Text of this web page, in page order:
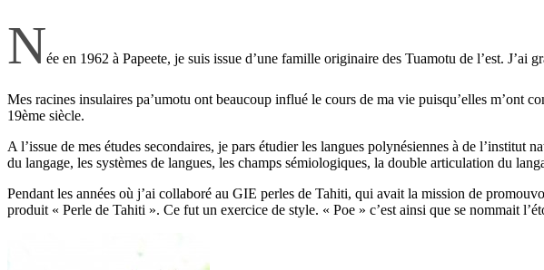
Née en 1962 à Papeete, je suis issue d’une famille originaire des Tuamotu de l’est. J’ai
Mes racines insulaires pa’umotu ont beaucoup influé le cours de ma vie puisqu’elles m’ont
19ème siècle.
A l’issue de mes études secondaires, je pars étudier les langues polynésiennes à de
du langage, les systèmes de langues, les champs sémiologiques, la double articulation du
Pendant les années où j’ai collaboré au GIE perles de Tahiti, qui avait la mission de
produit « Perle de Tahiti ». Ce fut un exercice de style. « Poe » c’est ainsi que se nommait